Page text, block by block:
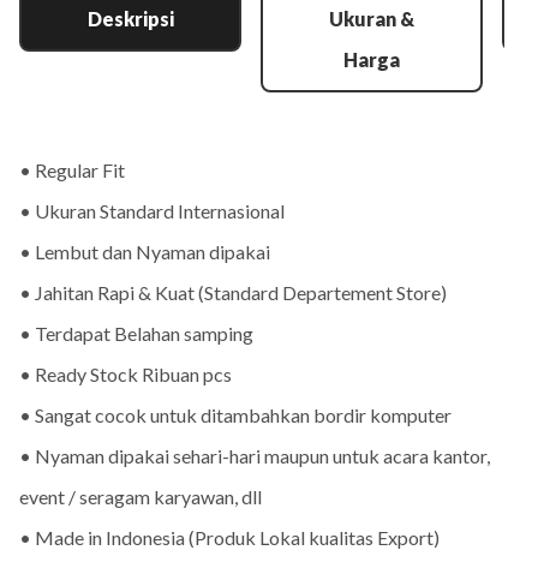
Deskripsi
Ukuran &
Harga
• Regular Fit
• Ukuran Standard Internasional
• Lembut dan Nyaman dipakai
• Jahitan Rapi & Kuat (Standard Departement Store)
• Terdapat Belahan samping
• Ready Stock Ribuan pcs
• Sangat cocok untuk ditambahkan bordir komputer
• Nyaman dipakai sehari-hari maupun untuk acara kantor,
event / seragam karyawan, dll
• Made in Indonesia (Produk Lokal kualitas Export)